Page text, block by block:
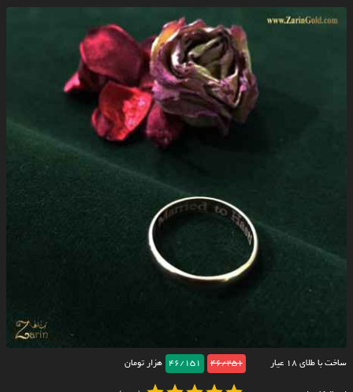
ساخت با طلای ۱۸ عیار 46/251
46/151 هزار تومان